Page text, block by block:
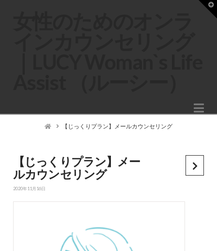
Home【じっくりプラン】メールカウンセリング
【じっくりプラン】メー
ルカウンセリング
2020年11月16日